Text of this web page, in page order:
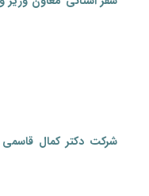
شرکت دکتر کمال